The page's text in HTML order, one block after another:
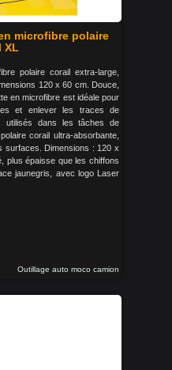
microfibre polaire
XL
polaire corail extra-large,
120 x 60 cm. Douce,
en microfibre est idéale pour
et enlever les traces de
utilisés dans les tâches de
corail ultra-absorbante,
surfaces. Dimensions : 120 x
plus épaisse que les chiffons
jaunegris, avec logo Laser
Outillage auto moco camion